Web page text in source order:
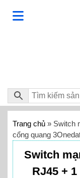
Trang chủ » Switch
cổng quang
Switch
RJ45 +